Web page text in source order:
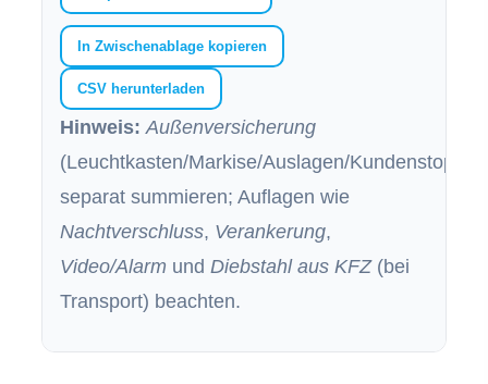
In Zwischenablage kopieren
CSV herunterladen
Hinweis: Außenversicherung
(Leuchtkasten/Markise/Auslagen/Kundenstopper)
separat summieren; Auflagen wie
Nachtverschluss, Verankerung,
Video/Alarm und Diebstahl aus KFZ(bei
Transport) beachten.